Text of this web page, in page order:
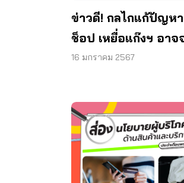
ข่าวดี! กลไกแก้ปัญห
ช็อป เหยื่อแก๊งฯ อาจ
ในปี 67
16 มกราคม 2567